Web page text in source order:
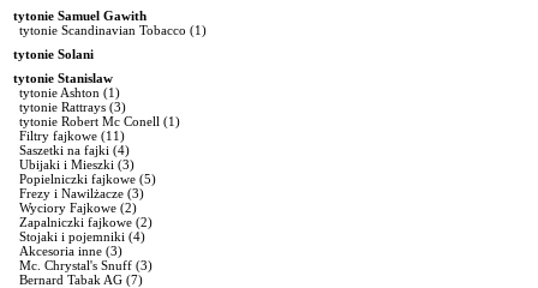
tytonie Samuel Gawith
tytonie Scandinavian Tobacco (1)
tytonie Solani
tytonie Stanislaw
tytonie Ashton (1)
tytonie Rattrays (3)
tytonie Robert Mc Conell (1)
Filtry fajkowe (11)
Saszetki na fajki (4)
Ubijaki i Mieszki (3)
Popielniczki fajkowe (5)
Frezy i Nawilżacze (3)
Wyciory Fajkowe (2)
Zapalniczki fajkowe (2)
Stojaki i pojemniki (4)
Akcesoria inne (3)
Mc. Chrystal's Snuff (3)
Bernard Tabak AG (7)